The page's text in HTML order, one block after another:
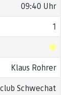
09:40 Uhr
1
Klaus Rohrer
Schwechat